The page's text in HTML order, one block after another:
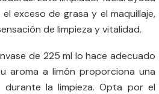
exceso de grasa y el maquillaje,
de limpieza y vitalidad.
de 225 ml lo hace adecuado
aroma a limón proporciona una
durante la limpieza. Opta por el